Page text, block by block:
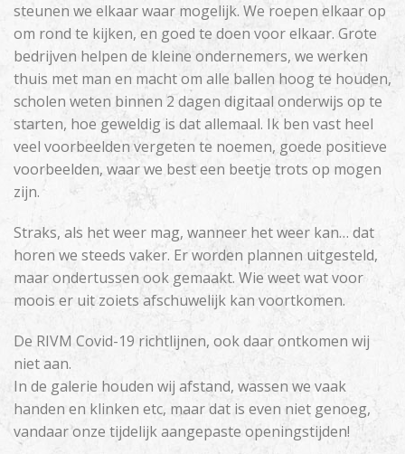
steunen we elkaar waar mogelijk. We roepen elkaar op
om rond te kijken, en goed te doen voor elkaar. Grote
bedrijven helpen de kleine ondernemers, we werken
thuis met man en macht om alle ballen hoog te houden,
scholen weten binnen 2 dagen digitaal onderwijs op te
starten, hoe geweldig is dat allemaal. Ik ben vast heel
veel voorbeelden vergeten te noemen, goede positieve
voorbeelden, waar we best een beetje trots op mogen
zijn.
Straks, als het weer mag, wanneer het weer kan… dat
horen we steeds vaker. Er worden plannen uitgesteld,
maar ondertussen ook gemaakt. Wie weet wat voor
moois er uit zoiets afschuwelijk kan voortkomen.
De RIVM Covid-19 richtlijnen, ook daar ontkomen wij
niet aan.
In de galerie houden wij afstand, wassen we vaak
handen en klinken etc, maar dat is even niet genoeg,
vandaar onze tijdelijk aangepaste openingstijden!